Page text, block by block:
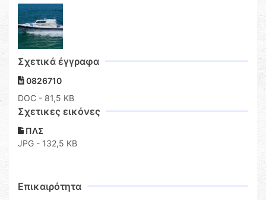
Σχετικά έγγραφα
0826710
DOC - 81,5 KB
Σχετικες εικόνες
ΠΛΣ
JPG - 132,5 KB
Επικαιρότητα